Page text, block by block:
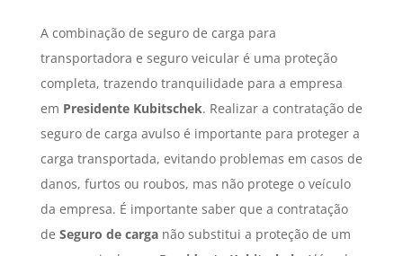
A combinação de seguro de carga para
transportadora e seguro veicular é uma proteção
completa, trazendo tranquilidade para a empresa
em Presidente Kubitschek. Realizar a contratação de
seguro de carga avulso é importante para proteger a
carga transportada, evitando problemas em casos de
danos, furtos ou roubos, mas não protege o veículo
da empresa. É importante saber que a contratação
de Seguro de carganão substitui a proteção de um